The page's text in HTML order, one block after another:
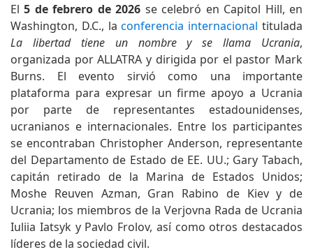
El 5 de febrero de 2026 se celebró en Capitol Hill, en
Washington, D.C., laconferencia internacional titulada
La libertad tiene un nombre y se llama Ucrania,
organizada por ALLATRA y dirigida por el pastor Mark
Burns. El evento sirvió como una importante
plataforma para expresar un firme apoyo a Ucrania
por parte de representantes estadounidenses,
ucranianos e internacionales. Entre los participantes
se encontraban Christopher Anderson, representante
del Departamento de Estado de EE. UU.; Gary Tabach,
capitán retirado de la Marina de Estados Unidos;
Moshe Reuven Azman, Gran Rabino de Kiev y de
Ucrania; los miembros de la Verjovna Rada de Ucrania
Iuliia Iatsyk y Pavlo Frolov, así como otros destacados
líderes de la sociedad civil.